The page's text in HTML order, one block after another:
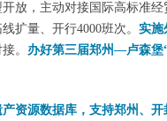
放，主动对接国际高标准经
扩量、开行4000班次。 实施
。 办好第三届郑州—卢森堡
资源数据库，支持郑州、